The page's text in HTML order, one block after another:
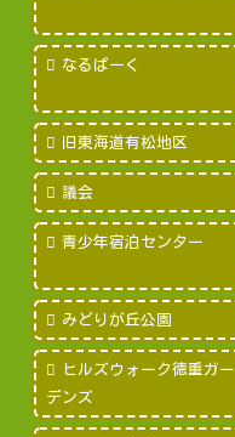
なるぱーく
旧東海道有松地区
議会
青少年宿泊センター
みどりが丘公園
ヒルズウォーク徳重ガー
デンズ